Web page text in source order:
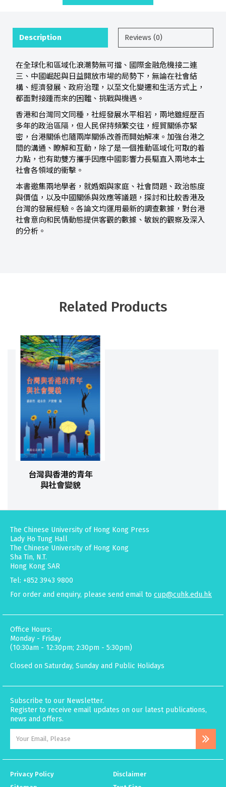
Description Reviews (0)
在全球化和區域化浪潮勢無可擋、國際金融危機接二連
三、中國崛起與日益開放市場的局勢下，無論在社會結
構、經濟發展、政府治理，以至文化變遷和生活方式上，
都面對接踵而來的困難、挑戰與機遇。
香港和台灣同文同種，社經發展水平相若，兩地雖經歷百
多年的政治區隔，但人民保持頻繁交往，經貿關係亦緊
密，台港關係也隨兩岸關係改善而開始解凍。加強台港之
間的溝通、瞭解和互動，除了是一個推動區域化可取的着
力點，也有助雙方攜手因應中國影響力長驅直入兩地本土
社會各領域的衝擊。
本書邀集兩地學者，就婚姻與家庭、社會問題、政治態度
與價值，以及中國關係與效應等議題，探討和比較香港及
台灣的發展經驗。各論文均運用最新的調查數據，對台港
社會意向和民情動態提供客觀的數據、敏銳的觀察及深入
的分析。
Related Products
台灣與香港的青年
與社會變貌
The Chinese University of Hong Kong Press
Lady Ho Tung Hall
The Chinese University of Hong Kong
Sha Tin, N.T.
Hong Kong SAR
Tel: +852 3943 9800
For order and enquiry, please send email to cup@cuhk.edu.hk
Office Hours:
Monday - Friday
(10:30am - 12:30pm; 2:30pm - 5:30pm)
Closed on Saturday, Sunday and Public Holidays
Subscribe to our Newsletter.
Register to receive email updates on our latest publications,
news and offers.
Privacy Policy
Disclaimer